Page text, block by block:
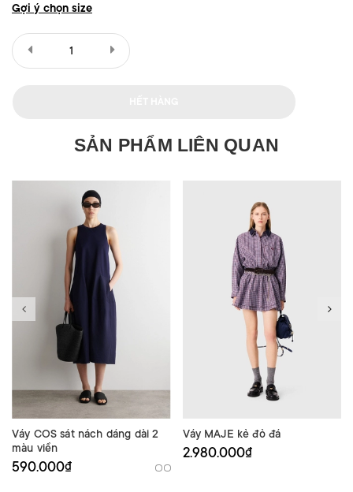
Gợi ý chọn size
SẢN PHẨM LIÊN QUAN
Váy COS sát nách dáng dài 2
màu viền
590.000₫
Váy MAJE kẻ đỏ đá
2.980.000₫